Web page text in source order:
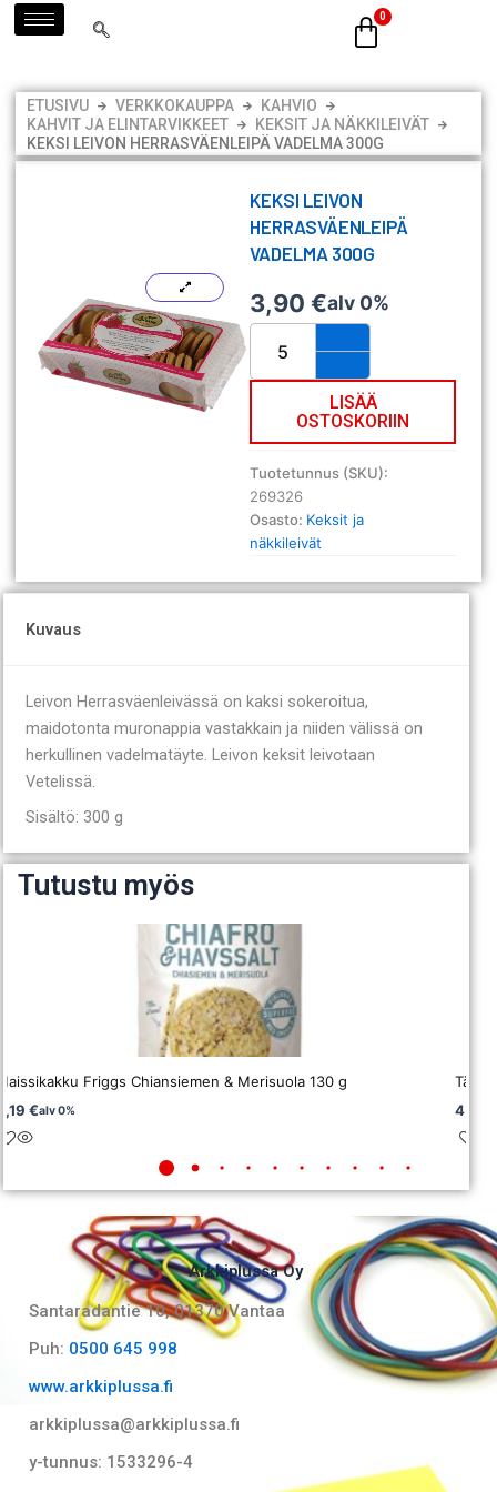
Siirry
sisältöön
ETUSIVU VERKKOKAUPPA
KAHVIO
KAHVIT JA ELINTARVIKKEET
KEKSIT JA NÄKKILEIVÄT
KEKSI LEIVON HERRASVÄENLEIPÄ VADELMA 300G
KEKSI LEIVON
HERRASVÄENLEIPÄ
VADELMA 300G
3,90€alv 0%
Keksi
Leivon
Herrasväenleipä
määrä
LISÄÄ
OSTOSKORIIN
Tuotetunnus (SKU):
269326
Osasto: Keksit ja
näkkileivät
Kuvaus
Leivon Herrasväenleivässä on kaksi sokeroitua,
maidotonta muronappia vastakkain ja niiden välissä on
herkullinen vadelmatäyte. Leivon keksit leivotaan
Vetelissä.
Sisältö: 300 g
Tutustu myös
Friggs Chiansiemen & Merisuola 130 g
€alv 0%
4,96
Arkkiplussa Oy
Santaradantie 10, 01370 Vantaa​
Puh: 0500 645 998
www.arkkiplussa.fi
arkkiplussa@arkkiplussa.fi
y-tunnus: 1533296-4